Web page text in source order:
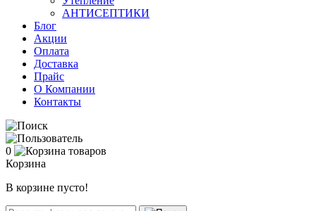
АНТИСЕПТИКИ
Блог
Акции
Оплата
Доставка
Прайс
О Компании
Контакты
0
Корзина
В корзине пусто!